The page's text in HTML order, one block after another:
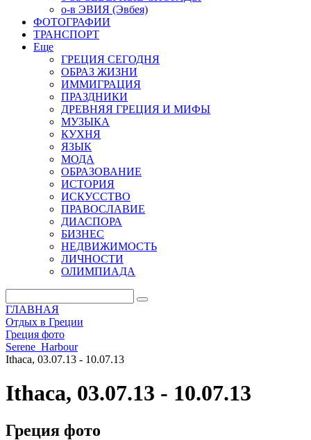
о-в ЭВИЯ (Эвбея)
ФОТОГРАФИИ
ТРАНСПОРТ
Еще
ГРЕЦИЯ СЕГОДНЯ
ОБРАЗ ЖИЗНИ
ИММИГРАЦИЯ
ПРАЗДНИКИ
ДРЕВНЯЯ ГРЕЦИЯ И МИФЫ
МУЗЫКА
КУХНЯ
ЯЗЫК
МОДА
ОБРАЗОВАНИЕ
ИСТОРИЯ
ИСКУССТВО
ПРАВОСЛАВИЕ
ДИАСПОРА
БИЗНЕС
НЕДВИЖИМОСТЬ
ЛИЧНОСТИ
ОЛИМПИАДА
ГЛАВНАЯ
Отдых в Греции
Греция фото
Serene_Harbour
Ithaca, 03.07.13 - 10.07.13
Ithaca, 03.07.13 - 10.07.13
Греция фото